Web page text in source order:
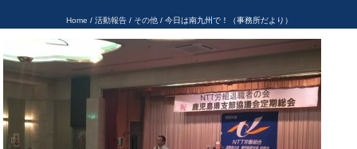
Home / 活動報告/ その他/ 今日は南九州で！（事務所だより）